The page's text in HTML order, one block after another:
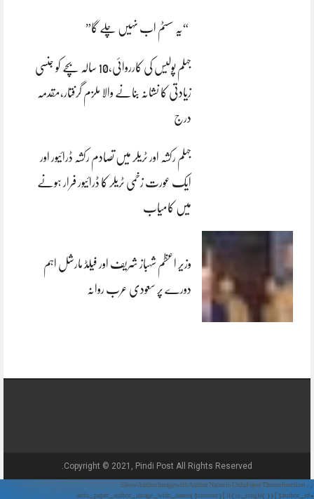
“یہ سسٹم اب نہیں چلے گا”
جہلم پولیس کی کارروائی،10 سالہ بچے کو جنسی
زیادتی کا نشانہ بنانے والا ملزم گرفتار،مقدمہ
درج
جہلم رکشہ اور ٹریلر میں تصادم رکشہ ڈرائیور اور
ایک عورت زخمی ٹریلر کا ڈرائیور فرار ہونے
میں کامیاب
وزیر اعظم شہباز شریف اور فیلڈ مارشل اہم
دورے پر سعودی عرب روانہ
Copyright © 2021, Pindi Post All Rights Reserved.
// Show Author Image with Author Name in UrduPaper Theme function
urdu_paper_author_image_with_name($content) { if (is_single()) { $author_id =